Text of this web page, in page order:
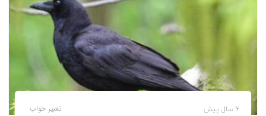
تعبیر خواب 6 سال پیش